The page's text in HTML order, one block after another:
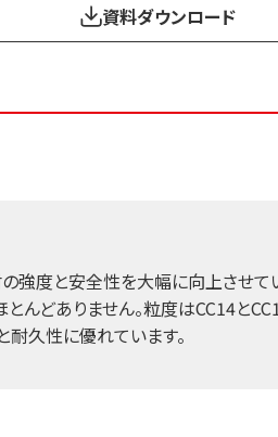
資料ダウンロード
強度と安全性を大幅に向上させて
んどありません。粒度はCC14と
耐久性に優れています。